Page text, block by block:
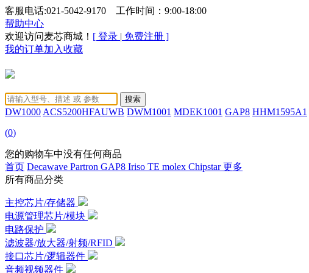
客服电话:021-5042-9170 工作时间：9:00-18:00
帮助中心
欢迎访问麦芯商城！ [ 登录 | 免费注册 ]
我的订单加入收藏
DW1000 ACS5200HFAUWB DWM1001 MDEK1001 GAP8 HHM1595A1
(0)
您的购物车中没有任何商品
首页 Decawave Partron GAP8 Iriso TE molex Chipstar更多
所有商品分类
主控芯片/存储器
电源管理芯片/模块
电路保护
滤波器/放大器/射频/RFID
接口芯片/逻辑器件
音频视频器件